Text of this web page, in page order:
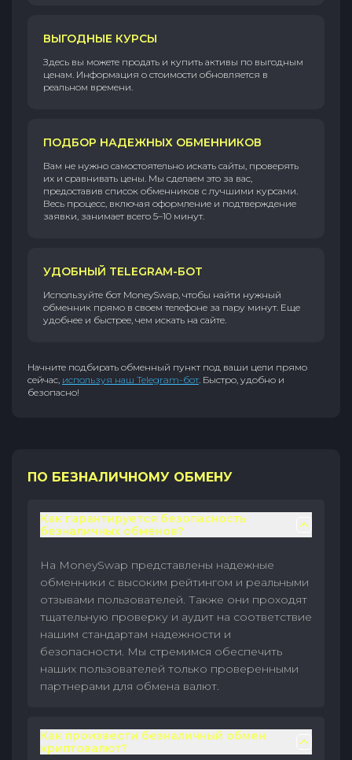
ВЫГОДНЫЕ КУРСЫ
Здесь вы можете продать и купить активы по выгодным
ценам. Информация о стоимости обновляется в
реальном времени.
ПОДБОР НАДЕЖНЫХ ОБМЕННИКОВ
Вам не нужно самостоятельно искать сайты, проверять
их и сравнивать цены. Мы сделаем это за вас,
предоставив список обменников с лучшими курсами.
Весь процесс, включая оформление и подтверждение
заявки, занимает всего 5–10 минут.
УДОБНЫЙ TELEGRAM-БОТ
Используйте бот MoneySwap, чтобы найти нужный
обменник прямо в своем телефоне за пару минут. Еще
удобнее и быстрее, чем искать на сайте.
Начните подбирать обменный пункт под ваши цели прямо
сейчас, используя наш Telegram-бот. Быстро, удобно и
безопасно!
ПО БЕЗНАЛИЧНОМУ ОБМЕНУ
Как гарантируется безопасность
безналичных обменов?
На MoneySwap представлены надежные
обменники с высоким рейтингом и реальными
отзывами пользователей. Также они проходят
тщательную проверку и аудит на соответствие
нашим стандартам надежности и
безопасности. Мы стремимся обеспечить
наших пользователей только проверенными
партнерами для обмена валют.
Как произвести безналичный обмен
криптовалют?